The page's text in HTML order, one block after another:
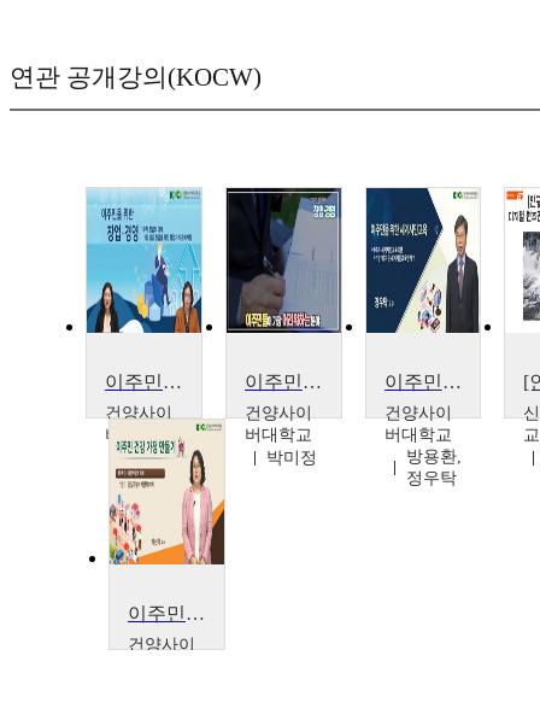
연관 공개강의(KOCW)
이주민을 위한 창업ㆍ경영
건양사이
버대학교
전향옥,
이진경
이주민을 위한 창업·경영
건양사이
버대학교
박미정
이주민을 위한 세계시민교육
건양사이
버대학교
방용환,
정우탁
교
이주민 건강가정 만들기
건양사이